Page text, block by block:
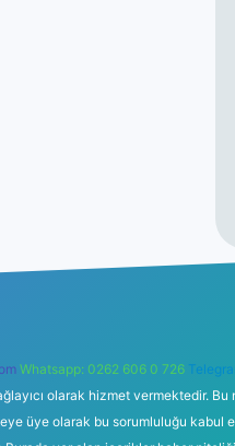
Whatsapp: 0262 606 0 726
olarak hizmet vermektedir.
üye olarak bu sorumluluğu kabul